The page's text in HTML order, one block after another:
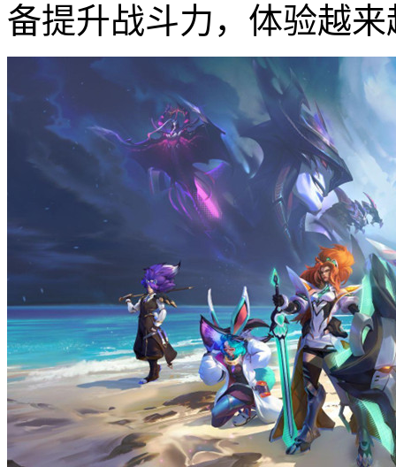
备提升战斗力，体验越